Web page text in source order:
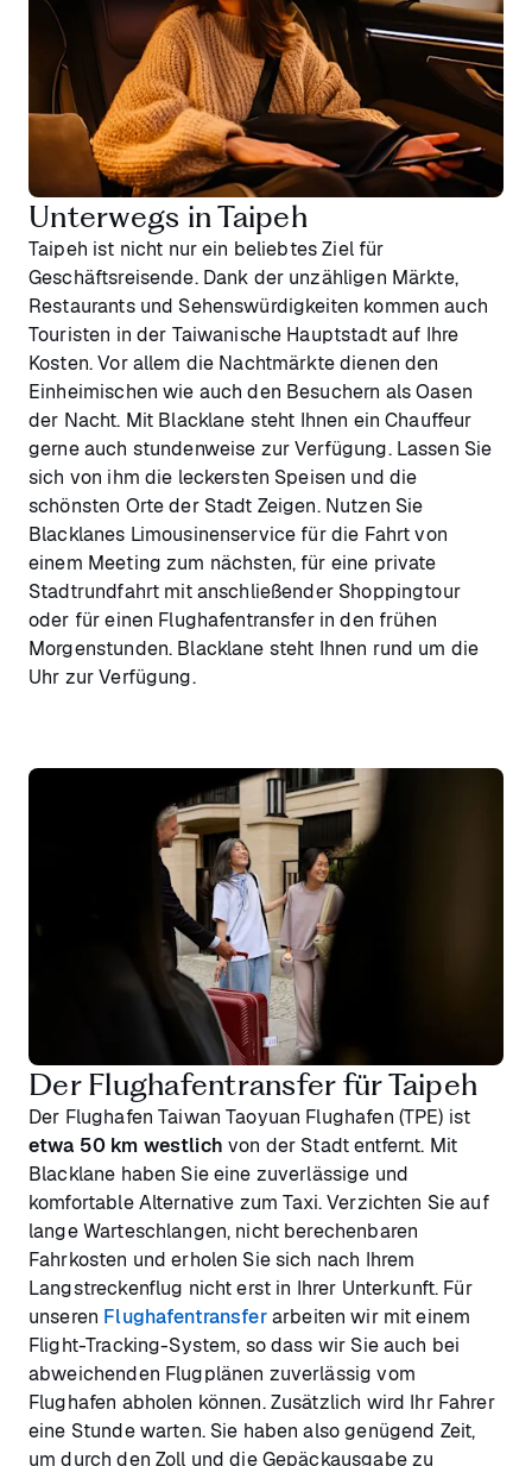
Unterwegs in Taipeh
Taipeh ist nicht nur ein beliebtes Ziel für
Geschäftsreisende. Dank der unzähligen Märkte,
Restaurants und Sehenswürdigkeiten kommen auch
Touristen in der Taiwanische Hauptstadt auf Ihre
Kosten. Vor allem die Nachtmärkte dienen den
Einheimischen wie auch den Besuchern als Oasen
der Nacht. Mit Blacklane steht Ihnen ein Chauffeur
gerne auch stundenweise zur Verfügung. Lassen Sie
sich von ihm die leckersten Speisen und die
schönsten Orte der Stadt Zeigen. Nutzen Sie
Blacklanes Limousinenservice für die Fahrt von
einem Meeting zum nächsten, für eine private
Stadtrundfahrt mit anschließender Shoppingtour
oder für einen Flughafentransfer in den frühen
Morgenstunden. Blacklane steht Ihnen rund um die
Uhr zur Verfügung.
Der Flughafentransfer für Taipeh
Der Flughafen Taiwan Taoyuan Flughafen (TPE) ist
etwa 50 km westlich von der Stadt entfernt. Mit
Blacklane haben Sie eine zuverlässige und
komfortable Alternative zum Taxi. Verzichten Sie auf
lange Warteschlangen, nicht berechenbaren
Fahrkosten und erholen Sie sich nach Ihrem
Langstreckenflug nicht erst in Ihrer Unterkunft. Für
unseren Flughafentransferarbeiten wir mit einem
Flight-Tracking-System, so dass wir Sie auch bei
abweichenden Flugplänen zuverlässig vom
Flughafen abholen können. Zusätzlich wird Ihr Fahrer
eine Stunde warten. Sie haben also genügend Zeit,
um durch den Zoll und die Gepäckausgabe zu